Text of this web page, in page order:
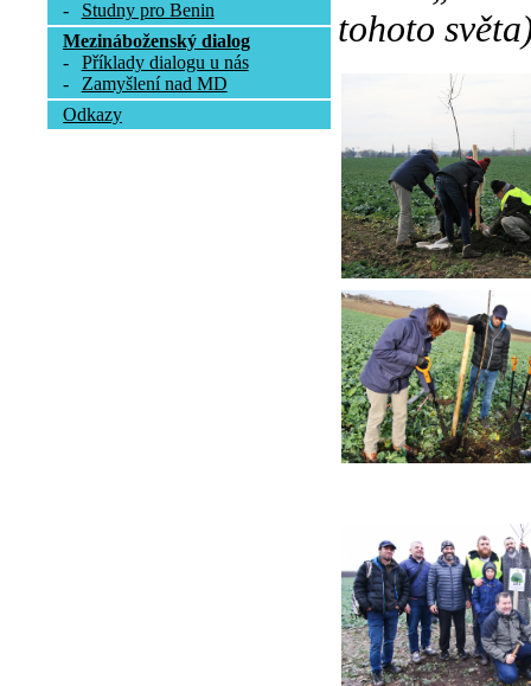
-
Studny pro Benin
Mezináboženský dialog
-
Příklady dialogu u nás
-
Zamyšlení nad MD
Odkazy
tohoto